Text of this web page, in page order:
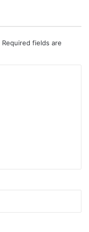
Required fields are